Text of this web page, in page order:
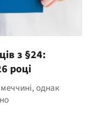
з §24:
році
однак